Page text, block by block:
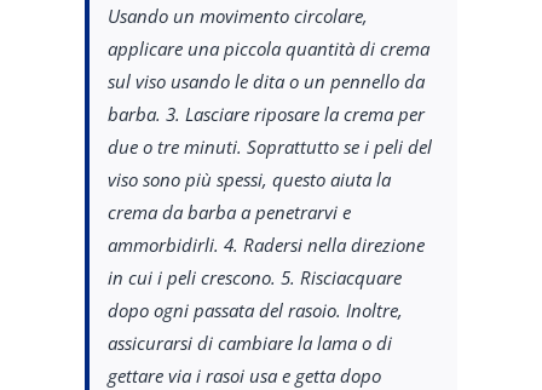
Usando un movimento circolare,
applicare una piccola quantità di crema
sul viso usando le dita o un pennello da
barba. 3. Lasciare riposare la crema per
due o tre minuti. Soprattutto se i peli del
viso sono più spessi, questo aiuta la
crema da barba a penetrarvi e
ammorbidirli. 4. Radersi nella direzione
in cui i peli crescono. 5. Risciacquare
dopo ogni passata del rasoio. Inoltre,
assicurarsi di cambiare la lama o di
gettare via i rasoi usa e getta dopo